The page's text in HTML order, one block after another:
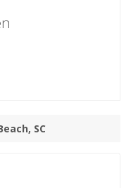
SC